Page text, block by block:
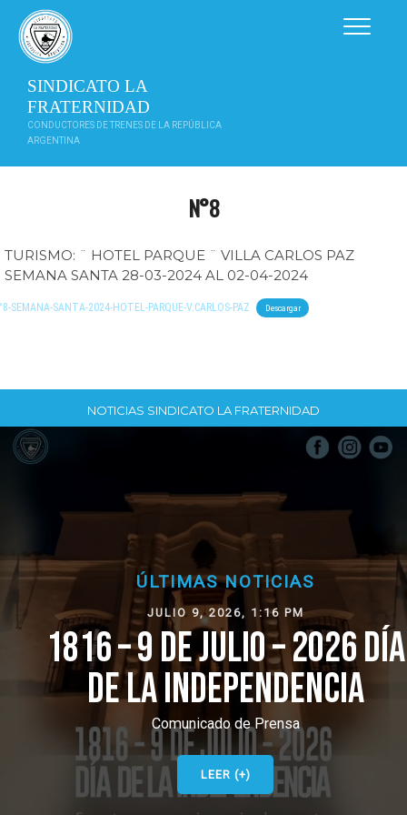
contenido
SINDICATO LA
FRATERNIDAD
CONDUCTORES DE TRENES DE LA REPÚBLICA
ARGENTINA
N°8
TURISMO: ¨ HOTEL PARQUE ¨ VILLA CARLOS PAZ
SEMANA SANTA 28-03-2024 AL 02-04-2024
SEMANA-SANTA-2024-HOTEL-PARQUE-V.CARLOS-PAZ Descargar
NOTICIAS SINDICATO LA FRATERNIDAD
ÚLTIMAS NOTICIAS
JULIO 9, 2026, 1:16 PM
1816 – 9 DE JULIO – 2026 DÍA
DE LA INDEPENDENCIA
Comunicado de Prensa
LEER (+)